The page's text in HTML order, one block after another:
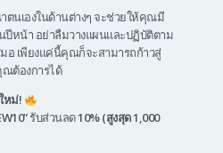
ตนเองในด้านต่างๆ จะช่วยให้คุณมี
หน้า อย่าลืมวางแผนและปฏิบัติตาม
อ เพียงแค่นี้คุณก็จะสามารถก้าวสู่
ต้องการได้
หม่!
รับส่วนลด10% (สูงสุด 1,000